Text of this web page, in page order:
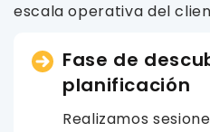
escala operativa del
Fase de
planificación
Realizamos